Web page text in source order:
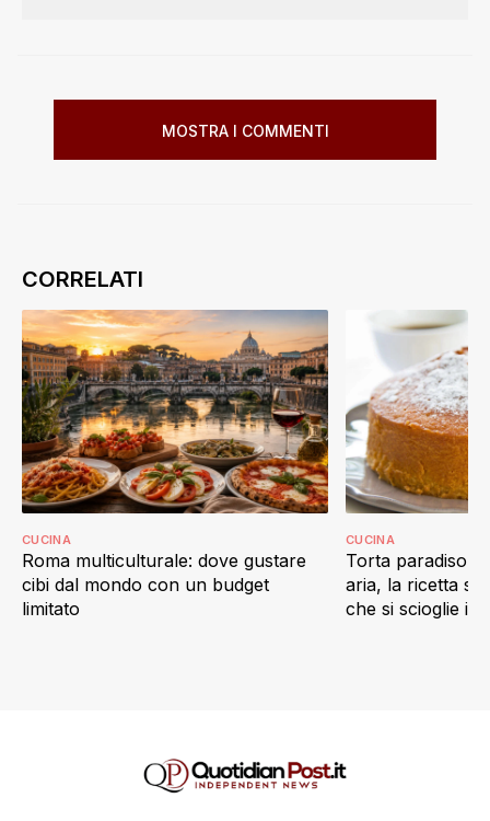
MOSTRA I COMMENTI
Roma multiculturale: dove gustare
cibi dal mondo con un budget
limitato
CUCINA
Torta paradiso
aria, la ricetta
che si scioglie in
CUCINA